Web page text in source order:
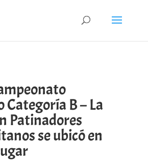
B – La
Patinadores
se ubicó en